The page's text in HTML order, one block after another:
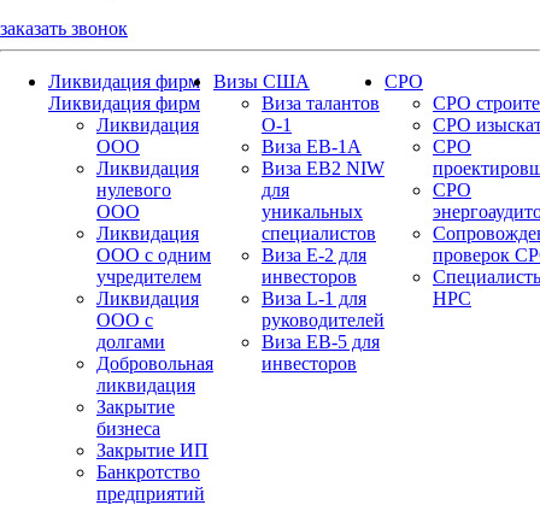
заказать звонок
Ликвидация фирм
Ликвидация фирм
Ликвидация
ООО
Ликвидация
нулевого
ООО
Ликвидация
ООО с одним
учредителем
Ликвидация
ООО с
долгами
Добровольная
ликвидация
Закрытие
бизнеса
Закрытие ИП
Банкротство
предприятий
Визы США
Виза талантов
О-1
Виза EB-1A
Виза EB2 NIW
для
уникальных
специалистов
Виза E-2 для
инвесторов
Виза L-1 для
руководителей
Виза EB-5 для
инвесторов
СРО
СРО
СРО
СРО
СРО
проверок
НРС